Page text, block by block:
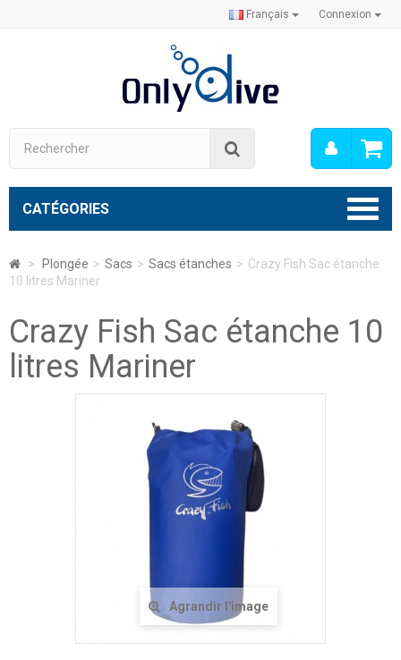
Connexion
Français
Mon
CATÉGORIES
> Plongée > Sacs > Sacs étanches > Crazy Fish Sac étanche
10 litres Mariner
Crazy Fish Sac étanche 10
litres Mariner
Agrandir l'image